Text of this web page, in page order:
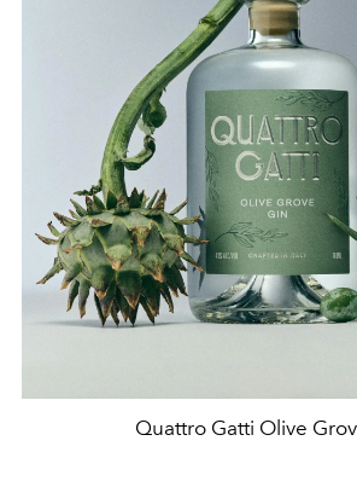
Quattro Gatti Olive